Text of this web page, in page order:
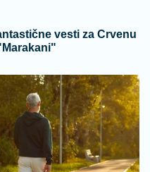
vesti za Crvenu